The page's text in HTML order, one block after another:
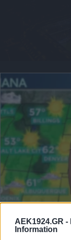
AEK1924.GR -
Information